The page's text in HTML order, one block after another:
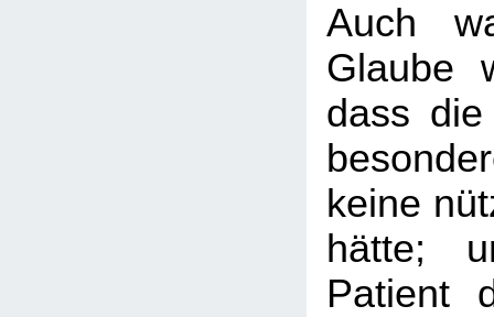
Auch
Glaube
dass
keine
hätte;
Patient